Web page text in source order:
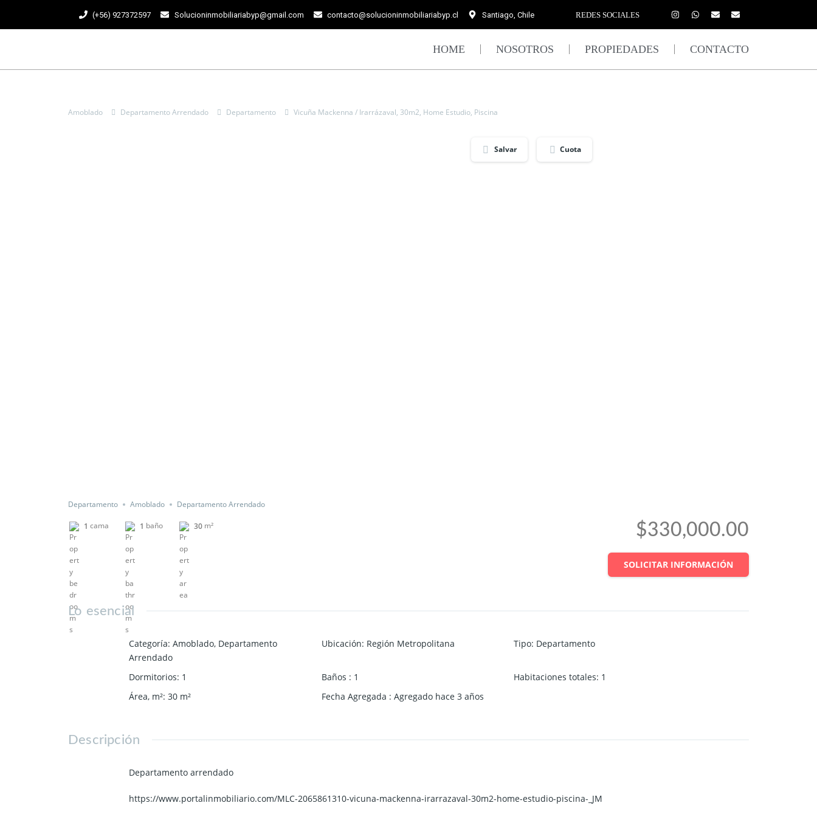
(+56) 927372597 Solucioninmobiliariabyp@gmail.com contacto@solucioninmobiliariabyp.cl Santiago, Chile REDES SOCIALES
HOME NOSOTROS PROPIEDADES CONTACTO
Amoblado Departamento Arrendado Departamento Vicuña Mackenna / Irarrázaval, 30m2, Home Estudio, Piscina
Salvar Cuota
Departamento Amoblado Departamento Arrendado
1 cama 1 baño 30 m² $330,000.00
SOLICITAR INFORMACIÓN
Lo esencial
Categoría: Amoblado, Departamento
Arrendado
Ubicación: Región Metropolitana Tipo: Departamento
Dormitorios: 1 Baños : 1 Habitaciones totales: 1
Área, m²: 30 m² Fecha Agregada : Agregado hace 3 años
Descripción
Departamento arrendado
https://www.portalinmobiliario.com/MLC-2065861310-vicuna-mackenna-irarrazaval-30m2-home-estudio-piscina-_JM